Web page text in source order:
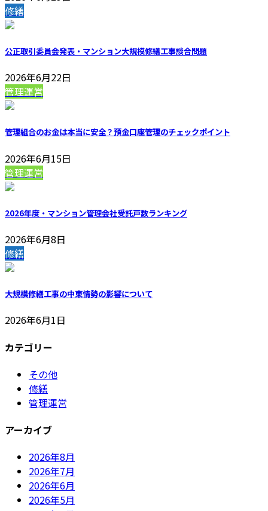
修繕
公正取引委員会発表・マンション大規模修繕工事談合問題
2026年6月22日
管理運営
管理組合のお金は本当に安全？預金口座管理のチェックポイント
2026年6月15日
管理運営
2026年度・マンション管理会社受託戸数ランキング
2026年6月8日
修繕
大規模修繕工事の中東情勢の影響について
2026年6月1日
カテゴリー
その他
修繕
管理運営
アーカイブ
2026年8月
2026年7月
2026年6月
2026年5月